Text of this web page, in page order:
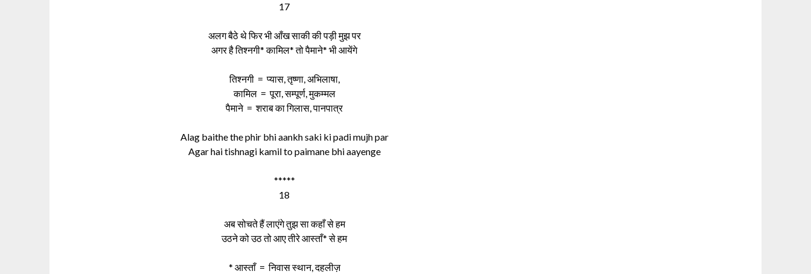
17
अलग बैठे थे फिर भी आँख साकी की पड़ी मुझ पर
अगर है तिश्नगी* कामिल* तो पैमाने* भी आयेंगे
तिश्नगी = प्यास, तृष्णा, अभिलाषा,
कामिल = पूरा, सम्पूर्ण, मुकम्मल
पैमाने = शराब का गिलास, पानपात्र
Alag baithe the phir bhi aankh saki ki padi mujh par
Agar hai tishnagi kamil to paimane bhi aayenge
*****
18
अब सोचते हैं लाएंगे तुझ सा कहाँ से हम
उठने को उठ तो आए तीरे आस्ताँ* से हम
* आस्ताँ = निवास स्थान, दहलीज़